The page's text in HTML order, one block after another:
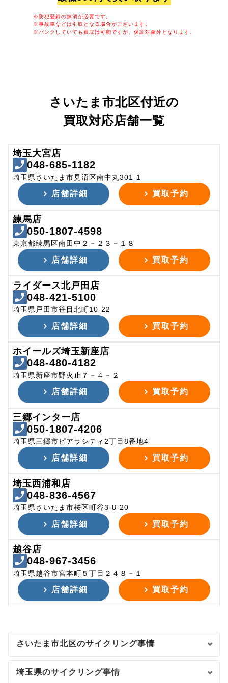
※防犯登録の抹消が必要です。
※事故車などは引取となる場合がございます。
※パンクしていても買取は可能ですが、保証対象外となります。
さいたま市北区付近の
買取対応店舗一覧
埼玉大宮店
048-685-1182
埼玉県さいたま市見沼区南中丸301-1
店舗詳細 買取予約
練馬店
050-1807-4598
東京都練馬区南田中２－２３－１８
店舗詳細 買取予約
ライダース北戸田店
048-421-5100
埼玉県戸田市笹目北町10-22
店舗詳細 買取予約
ホイールズ埼玉新座店
048-480-4182
埼玉県新座市野火止７－４－２
店舗詳細 買取予約
三郷インター店
050-1807-4206
埼玉県三郷市ピアラシティ2丁目8番地4
店舗詳細 買取予約
埼玉西浦和店
048-836-4567
埼玉県さいたま市桜区町谷3-8-20
店舗詳細 買取予約
越谷店
048-967-3456
埼玉県越谷市宮本町５丁目２４８－１
店舗詳細 買取予約
さいたま市北区のサイクリング事情
埼玉県のサイクリング事情